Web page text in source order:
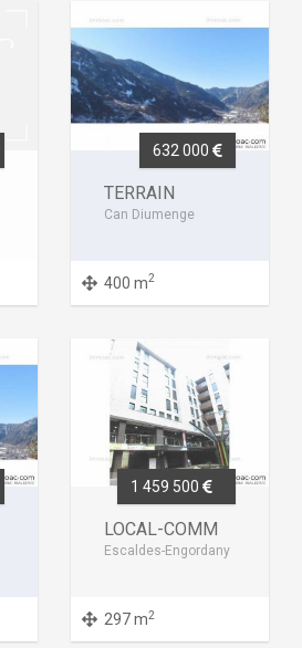
632 000
TERRAIN
Can Diumenge
400 m2
1 459 500
LOCAL-COMM
Escaldes-Engordany
297 m2